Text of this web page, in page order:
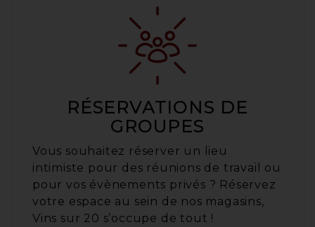
RÉSERVATIONS DE
GROUPES
Vous souhaitez réserver un lieu
intimiste pour des réunions de travail ou
pour vos évènements privés ? Réservez
votre espace au sein de nos magasins,
Vins sur 20 s’occupe de tout !